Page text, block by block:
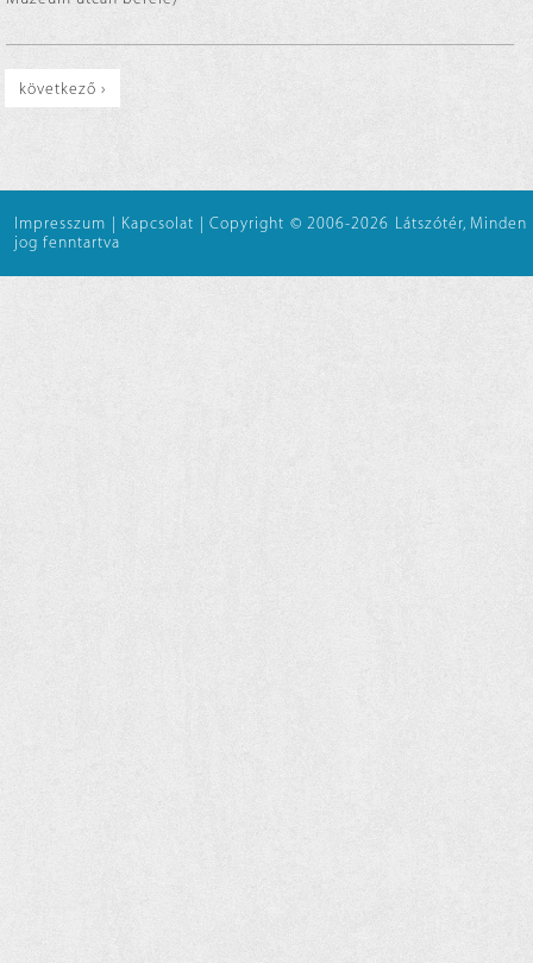
következő ›
Impresszum | Kapcsolat | Copyright © 2006-2026 Látszótér, Minden
jog fenntartva